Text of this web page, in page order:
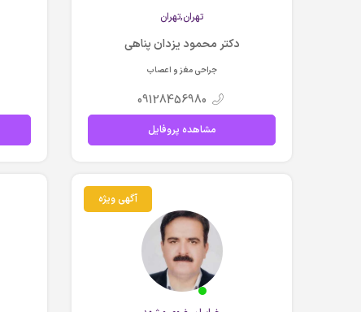
تهران,تهران
دکتر محمود یزدان پناهی
جراحی مغز و اعصاب
09128456980
مشاهده پروفایل
آگهی ویژه